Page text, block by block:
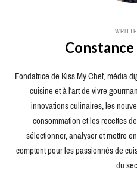
Fondatrice de Kiss My Chef, média
cuisine et à l'art de vivre
innovations culinaires, les
consommation et les recettes
sélectionner, analyser et mettre
comptent pour les passionnés de
du